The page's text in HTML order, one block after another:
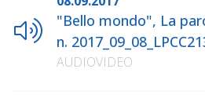
"Bello mondo", La
n.
AUDIOVIDEO